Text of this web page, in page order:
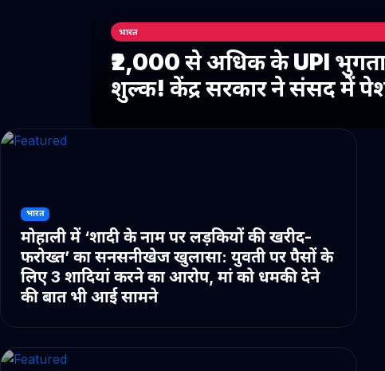
भारत
₹2,000 से अधिक के UPI
शुल्क! केंद्र सरकार ने संसद में
भारत
मोहाली में ‘शादी के नाम पर लड़कियों की खरीद-
फरोख्त’ का सनसनीखेज खुलासा: युवती पर पैसों के
लिए 3 शादियां करने का आरोप, मां को धमकी देने
की बात भी आई सामने